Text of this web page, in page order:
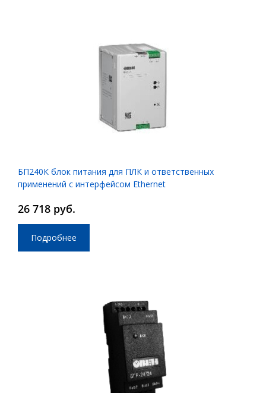
БП240К блок питания для ПЛК и ответственных
применений с интерфейсом Ethernet
26 718 руб.
Подробнее